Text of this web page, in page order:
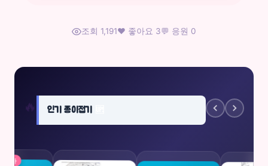
조회 1,191❤️ 좋아요 3💬 응원 0
🔥 인기 종이접기
문가